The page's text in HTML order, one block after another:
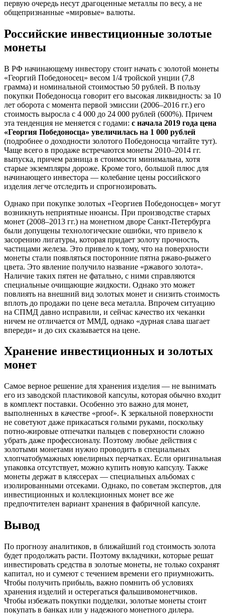
первую очередь несут драгоценные металлы по весу, а не
общепризнанные «мировые» валюты.
Российские инвестиционные золотые
монеты
В РФ начинающему инвестору стоит начать с золотой монеты
«Георгий Победоносец» весом 1/4 тройской унции (7,8
грамма) и номинальной стоимостью 50 рублей. В пользу
покупки Победоносца говорит его высокая ликвидность: за 10
лет оборота с момента первой эмиссии (2006–2016 гг.) его
стоимость выросла с 4 000 до 24 000 рублей (600%). Причем
эта тенденция не меняется с годами: с начала 2019 года цена
«Георгия Победоносца» увеличилась на 1 000 рублей
(подробнее о доходности золотого Победоносца читайте тут).
Чаще всего в продаже встречаются монеты 2010–2014 гг.
выпуска, причем разница в стоимости минимальна, хотя
старые экземпляры дороже. Кроме того, большой плюс для
начинающего инвестора — колебание цены российского
изделия легче отследить и спрогнозировать.
Однако при покупке золотых «Георгиев Победоносцев» могут
возникнуть неприятные нюансы. При производстве старых
монет (2008–2013 гг.) на монетном дворе Санкт-Петербурга
были допущены технологические ошибки, что привело к
засорению лигатуры, которая придает золоту прочность,
частицами железа. Это привело к тому, что на поверхности
монеты стали появляться посторонние пятна ржаво-рыжего
цвета. Это явление получило название «ржавого золота».
Наличие таких пятен не фатально, с ними справляются
специальные очищающие жидкости. Однако это может
повлиять на внешний вид золотых монет и снизить стоимость
вплоть до продажи по цене веса металла. Впрочем ситуацию
на СПМД давно исправили, и сейчас качество их чеканки
ничем не отличается от ММД, однако «дурная слава шагает
впереди» и до сих сказывается на цене.
Хранение инвестиционных и золотых
монет
Самое верное решение для хранения изделия — не вынимать
его из заводской пластиковой капсулы, которая обычно входит
в комплект поставки. Особенно это важно для монет,
выполненных в качестве «proof». К зеркальной поверхности
не советуют даже прикасаться голыми руками, поскольку
потно-жировые отпечатки пальцев с поверхности сложно
убрать даже профессионалу. Поэтому любые действия с
золотыми монетами нужно проводить в специальных
хлопчатобумажных ювелирных перчатках. Если оригинальная
упаковка отсутствует, можно купить новую капсулу. Также
монеты держат в кляссерах — специальных альбомах с
изолированными отсеками. Однако, по советам экспертов, для
инвестиционных и коллекционных монет все же
предпочтителен вариант хранения в фабричной капсуле.
Вывод
По прогнозу аналитиков, в ближайший год стоимость золота
будет продолжать расти. Поэтому вкладчики, которые решат
инвестировать средства в золотые монеты, не только сохранят
капитал, но и сумеют с течением времени его приумножить.
Чтобы получить прибыль, важно помнить об условиях
хранения изделий и остерегаться фальшивомонетчиков.
Чтобы избежать покупки подделки, золотые монеты стоит
покупать в банках или у надежного монетного дилера.